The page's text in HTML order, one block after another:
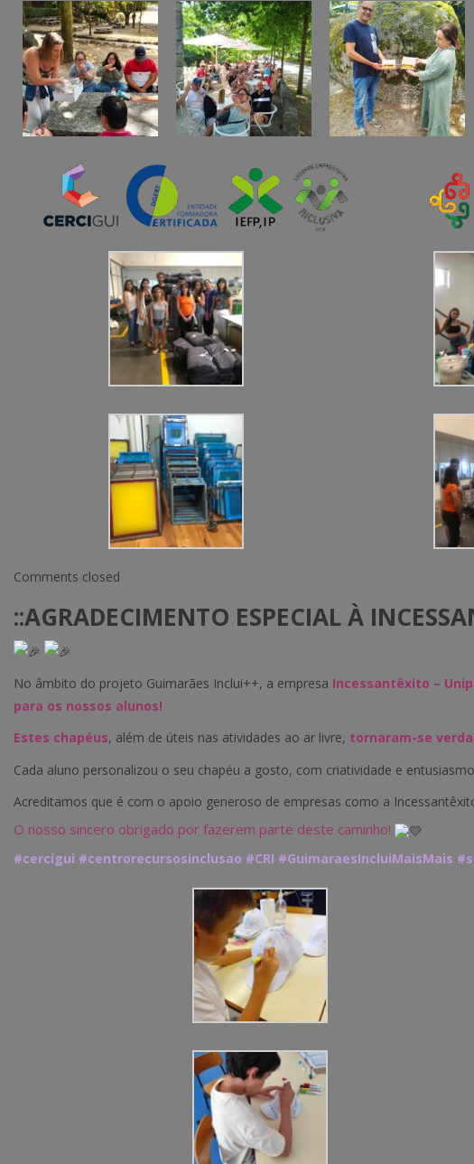
Comments closed
::AGRADECIMENTO ESPECIAL À
No âmbito do projeto Guimarães Inclui++, a empresa Incessantêxito –
para os nossos alunos!
Estes chapéus, além de úteis nas atividades ao ar livre, tornaram-se
Cada aluno personalizou o seu chapéu a gosto, com criatividade e
Acreditamos que é com o apoio generoso de empresas como a
O nosso sincero obrigado por fazerem parte deste caminho!
#cercigui #centrorecursosinclusao #CRI #GuimaraesIncluiMaisMais